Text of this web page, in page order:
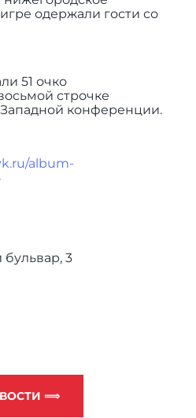
одержали гости со
51 очко
строчке
конференции.
album-
бульвар, 3
⟹